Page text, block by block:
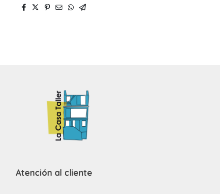
Atención al cliente